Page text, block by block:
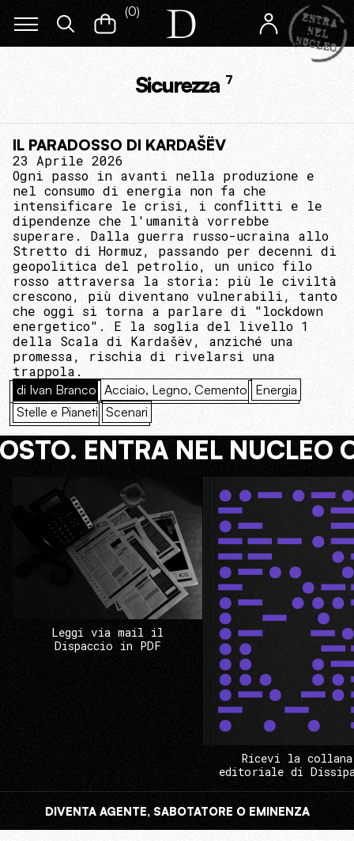
(0)
Sicurezza 7
IL PARADOSSO DI KARDAŠËV
23 Aprile 2026
Ogni passo in avanti nella produzione e
nel consumo di energia non fa che
intensificare le crisi, i conflitti e le
dipendenze che l'umanità vorrebbe
superare. Dalla guerra russo-ucraina allo
Stretto di Hormuz, passando per decenni di
geopolitica del petrolio, un unico filo
rosso attraversa la storia: più le civiltà
crescono, più diventano vulnerabili, tanto
che oggi si torna a parlare di "lockdown
energetico". E la soglia del livello 1
della Scala di Kardašëv, anziché una
promessa, rischia di rivelarsi una
trappola.
di Ivan Branco Acciaio, Legno, Cemento Energia
Stelle e Pianeti Scenari
ENTRA NEL NUCLEO
Leggi via mail il
Dispaccio in PDF
Ricevi la collana
editoriale di
DIVENTA AGENTE, SABOTATORE O EMINENZA